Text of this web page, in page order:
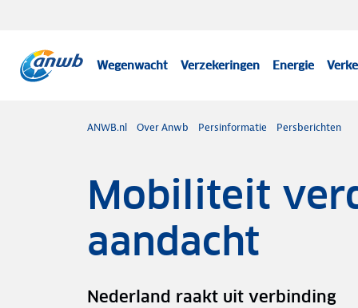
Wegenwacht Verzekeringen Energie
ANWB.nl Over Anwb Persinformatie Persberichten
Mobiliteit
aandacht
Nederland raakt uit verbinding